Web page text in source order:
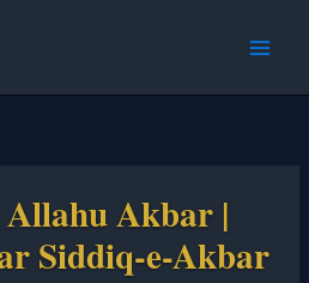
Allahu Akbar |
Siddiq-e-Akbar